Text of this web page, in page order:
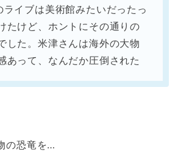
イブは美術館みたいだったっ
たけど、ホントにその通りの
した。米津さんは海外の大物
あって、なんだか圧倒された
の恐竜を…